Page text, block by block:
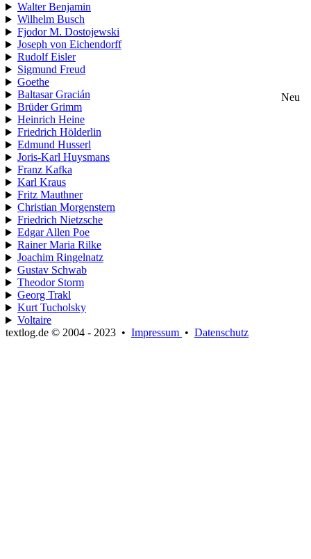
Walter Benjamin
Wilhelm Busch
Fjodor M. Dostojewski
Joseph von Eichendorff
Rudolf Eisler
Sigmund Freud
Goethe
Baltasar Gracián
Neu
Brüder Grimm
Heinrich Heine
Friedrich Hölderlin
Edmund Husserl
Joris-Karl Huysmans
Franz Kafka
Karl Kraus
Fritz Mauthner
Christian Morgenstern
Friedrich Nietzsche
Edgar Allen Poe
Rainer Maria Rilke
Joachim Ringelnatz
Gustav Schwab
Theodor Storm
Georg Trakl
Kurt Tucholsky
Voltaire
textlog.de © 2004 - 2023 • Impressum • Datenschutz